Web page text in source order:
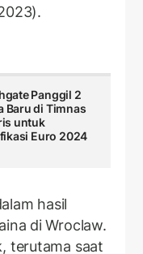
Panggil 2
Baru di Timnas
untuk
Euro 2024
hasil
di Wroclaw.
terutama saat